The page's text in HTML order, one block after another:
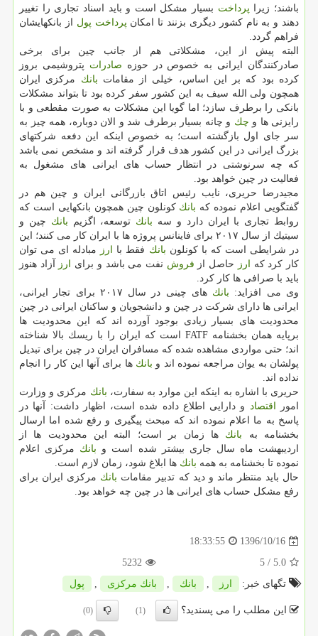
باشند؛ زیرا پرداخت بسیار مشكل است و باید اسناد تجاری را تغییر
دهند و به نام كشور دیگری بزنند تا امكان پرداخت پول از بانكهایشان
فراهم گردد.
البته پیش از این، مشكلاتی هم از جانب چین برای برخی
صادركنندگان ایرانی به خصوص در حوزه صادرات پتروشیمی بروز
كرده بود كه بر این اساس، خیلی از مقامات بانك مركزی ایران
همچون ولی الله سیف به این كشور سفر كرده بود تا بتواند مشكلات
بانكی را برطرف سازد؛ اما گویا این مشكلات به صورت مقطعی و با
رایزنی ها و چك و چانه بسیار برطرف شد و الان دوباره، همه چیز به
سر جای اول بازگشته است؛ به خصوص اینكه این دفعه شركتهای
بزرگ ایرانی در این كشور هدف قرار گرفته اند و مشخص نمی باشد
كه چه سرنوشتی در انتظار حساب های ایرانی های مشغول به
فعالیت در چین خواهد بود.
مجیدرضا حریری، نایب رئیس اتاق بازرگانی ایران و چین هم در
گفتگویی اعلام نموده كه بانك كونلون چین همچون بانكهایی است كه
روابط تجاری با ایران دارد و سه بانك توسعه، اگزیم بانك چین و
سیتیك از سال ۲۰۱۷ برای فاینانس پروژه ها با ایران كار می كنند؛ این
در شرایطی است كه با كونلون بانك فقط با ارز
مبادله ای می توان
كار كرد كه ارز حاصل از فروش نفت می باشد و برای ارز آزاد هنوز
باید با صرافی ها كار كرد.
وی می افزاید: بانك
های چینی در سال ۲۰۱۷ برای تجار ایرانی،
ایرانی ها دارای شركت در چین و دانشجویان و ساكنان ایرانی در چین
محدودیت های بسیار زیادی بوجود آورده اند كه این محدودیت ها
برپایه همان بخشنامه FATF است كه ایران را با ریسك بالا شناخته
اند؛ حتی مواردی مشاهده شده كه مسافران ایران در چین برای تبدیل
پولشان به یوان مراجعه نموده اند و بانك ها برای آنها این كار را انجام
نداده اند.
حریری با اشاره به اینكه این موارد به سفارت، بانك مركزی و وزارت
امور اقتصاد
و دارایی اطلاع داده شده است، اظهار داشت: آنها در
پاسخ به ما اعلام نموده اند كه مبحث پیگیری و رفع شده اما ارسال
بخشنامه به بانك ها زمان بر است؛ البته این محدودیت ها از
اردیبهشت ماه سال جاری بیشتر شده است و بانك مركزی اعلام
نموده تا بخشنامه به همه بانك ها ابلاغ شود، زمان لازم است.
حال باید منتظر ماند و دید كه تدبیر مقامات بانك مركزی ایران برای
رفع مشكل حساب های ایرانی ها در چین چه خواهد بود.
1396/10/16
18:33:55
5.0
/ 5
5232
تگهای خبر:
ارز , بانك , بانك مركزی , پول
این مطلب را می پسندید؟ (1)
(0)